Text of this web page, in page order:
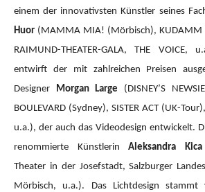
einem der innovativsten Künstler seines
Huor (MAMMA MIA! (Mörbisch), KUDAMM
RAIMUND-THEATER-GALA, THE VOICE,
entwirft der mit zahlreichen Preisen
Designer Morgan Large (DISNEY’S
BOULEVARD (Sydney), SISTER ACT (UK-
u.a.), der auch das Videodesign entwickelt.
renommierte KünstlerinAleksandra Kica
Theater in der Josefstadt, Salzburger
Mörbisch, u.a.). Das Lichtdesign stammt